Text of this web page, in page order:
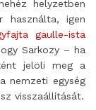
helyzetben
igen
gaulle-ista
Sarkozy – ha
jelöli meg a
nemzeti egység
visszaállítását.